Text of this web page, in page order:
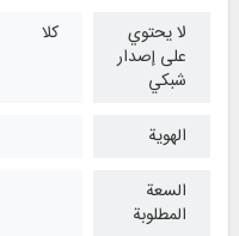
لا يحتوي
على إصدار
شبكي
كلا
الهوية
السعة
المطلوبة